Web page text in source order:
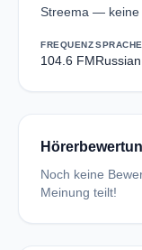
Streema — keine
FREQUENZ
104.6 FM
SPRACHE
Russian
Noch keine
Meinung teilt!